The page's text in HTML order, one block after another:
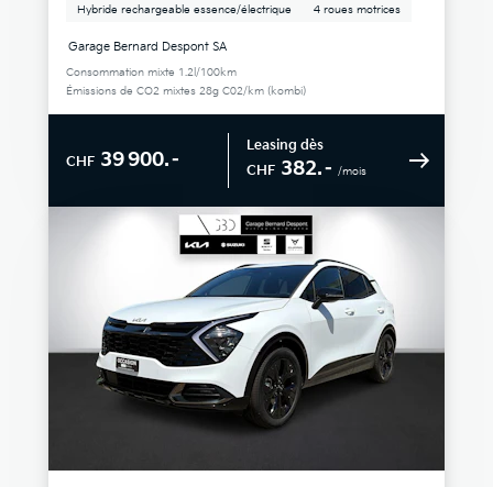
Hybride rechargeable essence/électrique 4 roues motrices
Garage Bernard Despont SA
Consommation mixte 1.2l/100km
Émissions de CO2 mixtes 28g C02/km (kombi)
CHF 39 900.–
Leasing dès
CHF 382.– /mois